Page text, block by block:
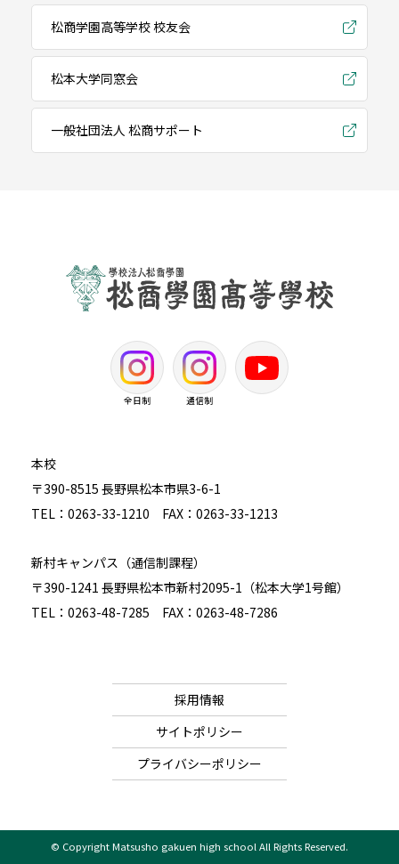
松商学園高等学校 校友会
松本大学同窓会
一般社団法人 松商サポート
全日制 通信制
本校
〒390-8515 長野県松本市県3-6-1
TEL：0263-33-1210 FAX：0263-33-1213
新村キャンパス（通信制課程）
〒390-1241 長野県松本市新村2095-1（松本大学1号館）
TEL：0263-48-7285 FAX：0263-48-7286
採用情報
サイトポリシー
プライバシーポリシー
© Copyright Matsusho gakuen high school All Rights Reserved.